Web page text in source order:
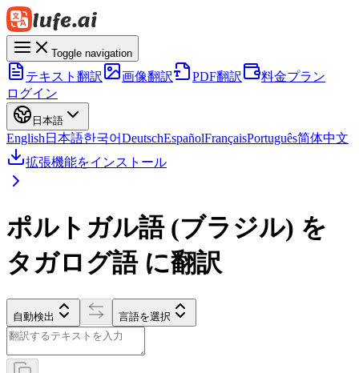
Toggle navigation
テキスト翻訳 画像翻訳 PDF翻訳
料金プラン
ログイン
日本語
English 日本語한국어DeutschEspañolFrançaisPortuguês简体中文
拡張機能をインストール
ポルトガル語 (ブラジル) を
タガログ語 に翻訳
自動検出 言語を選択